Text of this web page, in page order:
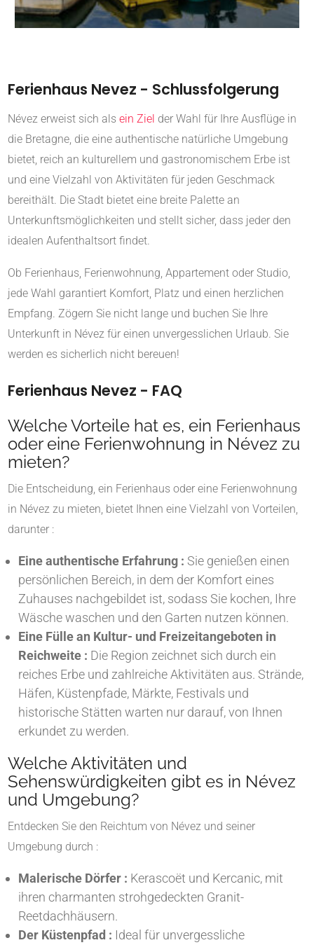
Ferienhaus Nevez - Schlussfolgerung
Névez erweist sich als ein Ziel der Wahl für Ihre Ausflüge in
die Bretagne, die eine authentische natürliche Umgebung
bietet, reich an kulturellem und gastronomischem Erbe ist
und eine Vielzahl von Aktivitäten für jeden Geschmack
bereithält. Die Stadt bietet eine breite Palette an
Unterkunftsmöglichkeiten und stellt sicher, dass jeder den
idealen Aufenthaltsort findet.
Ob Ferienhaus, Ferienwohnung, Appartement oder Studio,
jede Wahl garantiert Komfort, Platz und einen herzlichen
Empfang. Zögern Sie nicht lange und buchen Sie Ihre
Unterkunft in Névez für einen unvergesslichen Urlaub. Sie
werden es sicherlich nicht bereuen!
Ferienhaus Nevez - FAQ
Welche Vorteile hat es, ein Ferienhaus
oder eine Ferienwohnung in Névez zu
mieten?
Die Entscheidung, ein Ferienhaus oder eine Ferienwohnung
in Névez zu mieten, bietet Ihnen eine Vielzahl von Vorteilen,
darunter :
Eine authentische Erfahrung : Sie genießen einen
persönlichen Bereich, in dem der Komfort eines
Zuhauses nachgebildet ist, sodass Sie kochen, Ihre
Wäsche waschen und den Garten nutzen können.
Eine Fülle an Kultur- und Freizeitangeboten in
Reichweite : Die Region zeichnet sich durch ein
reiches Erbe und zahlreiche Aktivitäten aus. Strände,
Häfen, Küstenpfade, Märkte, Festivals und
historische Stätten warten nur darauf, von Ihnen
erkundet zu werden.
Welche Aktivitäten und
Sehenswürdigkeiten gibt es in Névez
und Umgebung?
Entdecken Sie den Reichtum von Névez und seiner
Umgebung durch :
Malerische Dörfer : Kerascoët und Kercanic, mit
ihren charmanten strohgedeckten Granit-
Reetdachhäusern.
Der Küstenpfad : Ideal für unvergessliche